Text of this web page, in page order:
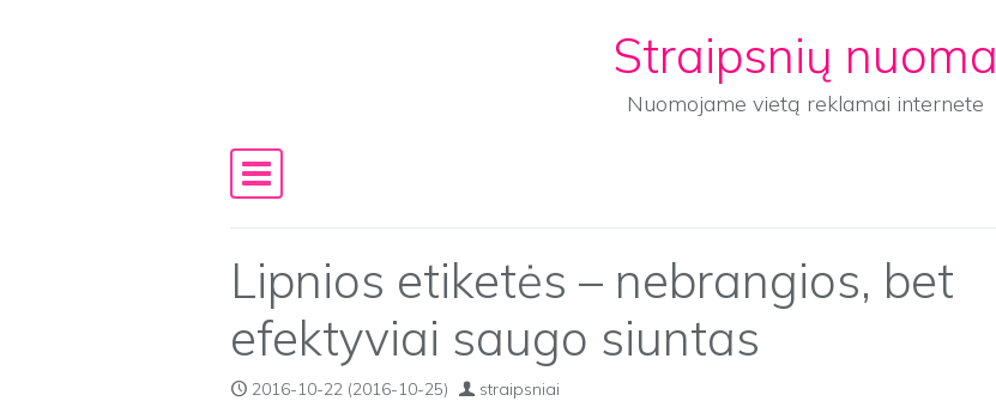
Straipsnių nuoma
Nuomojame vietą reklamai internete
Main Navigation
Lipnios etiketės – nebrangios, bet
efektyviai saugo siuntas
2016-10-22 (2016-10-25) straipsniai